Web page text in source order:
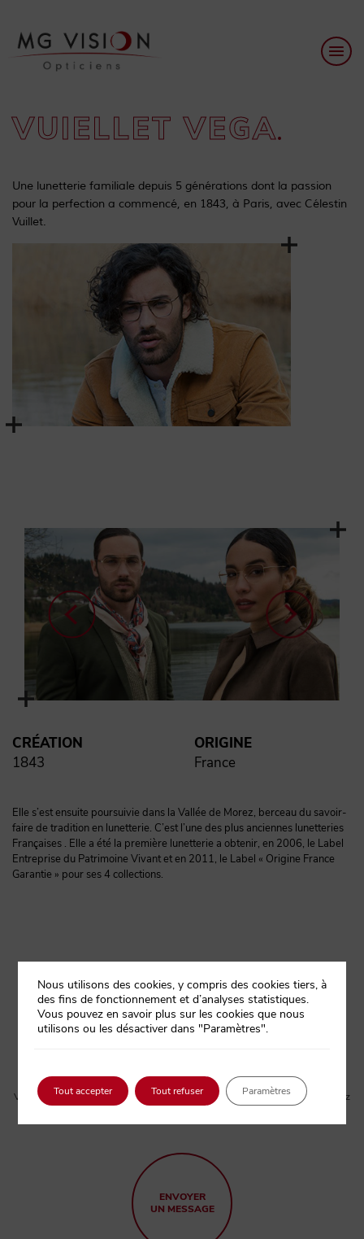
VUIELLET VEGA
Une lunetterie familiale depuis 5 générations dont la passion
pour la perfection a commencé, en 1843, à Paris, avec Célestin
Vuillet.
CRÉATION
1843
ORIGINE
France
Elle s’est ensuite poursuivie dans la Vallée de Morez, berceau du savoir-
faire de tradition en lunetterie. C’est l’une des plus anciennes lunetteries
Françaises . Elle a été la première lunetterie a obtenir, en 2006, le Label
Entreprise du Patrimoine Vivant et en 2011, le Label « Origine France
Garantie » pour ses 4 collections.
Vous avez une demande ou une question? Pour tout renseignement, n’hésitez
ENVOYER
UN MESSAGE
Nous utilisons des cookies, y compris des cookies tiers, à
des fins de fonctionnement et d’analyses statistiques.
Vous pouvez en savoir plus sur les cookies que nous
utilisons ou les désactiver dans "Paramètres".
Tout accepter Tout refuser Paramètres